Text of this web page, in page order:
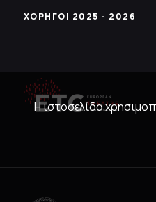
ΧΟΡΗΓΟΙ 2025 - 2026
Η ιστοσελίδα